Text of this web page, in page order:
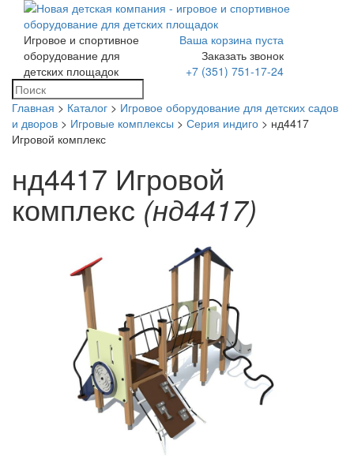
Игровое и спортивное
оборудование для
детских площадок
Ваша корзина пуста
Заказать звонок
+7 (351) 751-17-24
Главная > Каталог > Игровое оборудование для детских садов
и дворов > Игровые комплексы > Серия индиго > нд4417
Игровой комплекс
нд4417 Игровой
комплекс (нд4417)